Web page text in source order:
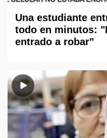
Una estudiante
todo en minutos:
entrado a robar"